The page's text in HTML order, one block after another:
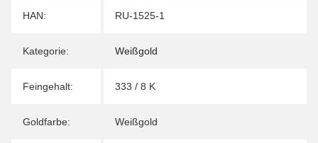
Produkteigenschaft
Wert
HAN: RU-1525-1
Kategorie: Weißgold
Feingehalt: 333 / 8 K
Goldfarbe: Weißgold